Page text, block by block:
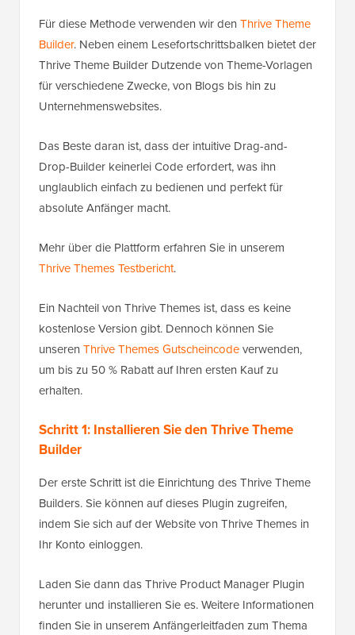
Für diese Methode verwenden wir den Thrive Theme
Builder. Neben einem Lesefortschrittsbalken bietet der
Thrive Theme Builder Dutzende von Theme-Vorlagen
für verschiedene Zwecke, von Blogs bis hin zu
Unternehmenswebsites.
Das Beste daran ist, dass der intuitive Drag-and-
Drop-Builder keinerlei Code erfordert, was ihn
unglaublich einfach zu bedienen und perfekt für
absolute Anfänger macht.
Mehr über die Plattform erfahren Sie in unserem
Thrive Themes Testbericht.
Ein Nachteil von Thrive Themes ist, dass es keine
kostenlose Version gibt. Dennoch können Sie
unseren Thrive Themes Gutscheincodeverwenden,
um bis zu 50 % Rabatt auf Ihren ersten Kauf zu
erhalten.
Schritt 1: Installieren Sie den Thrive Theme
Builder
Der erste Schritt ist die Einrichtung des Thrive Theme
Builders. Sie können auf dieses Plugin zugreifen,
indem Sie sich auf der Website von Thrive Themes in
Ihr Konto einloggen.
Laden Sie dann das Thrive Product Manager Plugin
herunter und installieren Sie es. Weitere Informationen
finden Sie in unserem Anfängerleitfaden zum Thema